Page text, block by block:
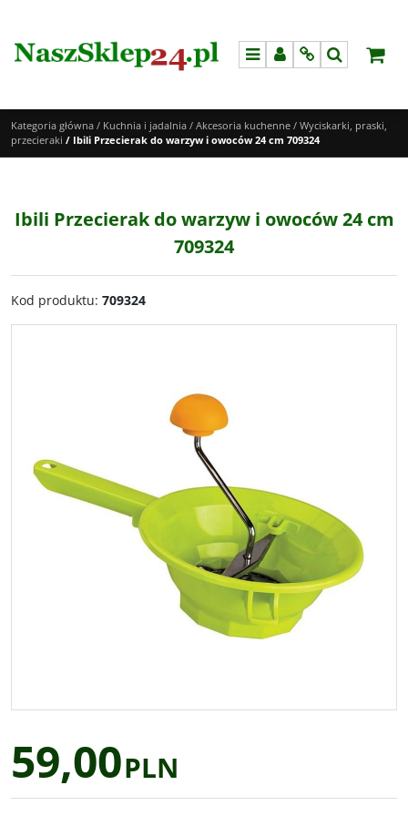
MenuPanelInfoSzukaj
Kategoria główna / Kuchnia i jadalnia / Akcesoria kuchenne / Wyciskarki, praski,
przecieraki / Ibili Przecierak do warzyw i owoców 24 cm 709324
Ibili Przecierak do warzyw i owoców 24 cm
709324
Kod produktu: 709324
59,00PLN